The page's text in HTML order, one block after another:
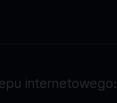
internetowego: